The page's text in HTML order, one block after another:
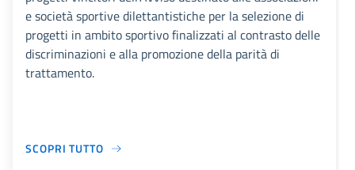
e società sportive dilettantistiche per la selezione di
progetti in ambito sportivo finalizzati al contrasto delle
discriminazioni e alla promozione della parità di
trattamento.
SCOPRI TUTTO